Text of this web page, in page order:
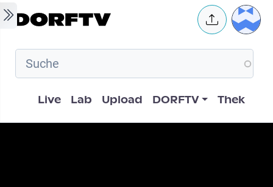
Skip to main content User
Hauptnavigation
Live Lab Upload DORFTV Thek